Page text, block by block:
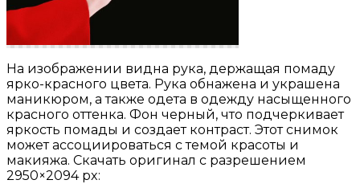
На изображении видна рука, держащая помаду
ярко-красного цвета. Рука обнажена и украшена
маникюром, а также одета в одежду насыщенного
красного оттенка. Фон черный, что подчеркивает
яркость помады и создает контраст. Этот снимок
может ассоциироваться с темой красоты и
макияжа. Скачать оригинал с разрешением
2950×2094 px: